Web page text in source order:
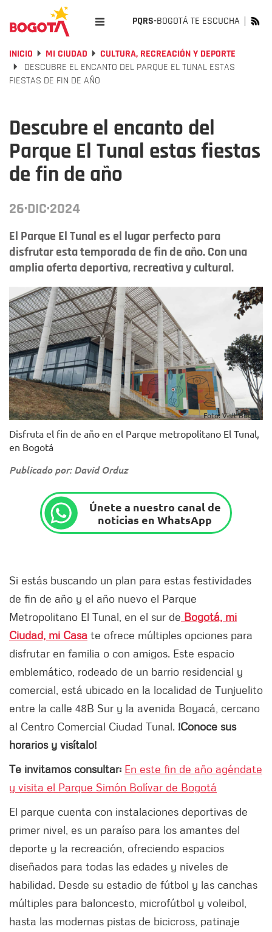
PQRS-BOGOTÁ TE ESCUCHA
INICIO MI CIUDAD
CULTURA, RECREACIÓN Y DEPORTE
DESCUBRE EL ENCANTO DEL PARQUE EL TUNAL ESTAS
FIESTAS DE FIN DE AÑO
Descubre el encanto del
Parque El Tunal estas fiestas
de fin de año
26·DIC·2024
El Parque El Tunal es el lugar perfecto para
disfrutar esta temporada de fin de año. Con una
amplia oferta deportiva, recreativa y cultural.
Foto: Visit Bogotá
Disfruta el fin de año en el Parque metropolitano El Tunal,
en Bogotá
Publicado por: David Orduz
Únete a nuestro canal de
noticias en WhatsApp
Si estás buscando un plan para estas festividades
de fin de año y el año nuevo el Parque
Metropolitano El Tunal, en el sur de Bogotá, mi
Ciudad, mi Casa te ofrece múltiples opciones para
disfrutar en familia o con amigos. Este espacio
emblemático, rodeado de un barrio residencial y
comercial, está ubicado en la localidad de Tunjuelito
entre la calle 48B Sur y la avenida Boyacá, cercano
al Centro Comercial Ciudad Tunal. !Conoce sus
horarios y visítalo!
Te invitamos consultar: En este fin de año agéndate
y visita el Parque Simón Bolívar de Bogotá
El parque cuenta con instalaciones deportivas de
primer nivel, es un paraíso para los amantes del
deporte y la recreación, ofreciendo espacios
diseñados para todas las edades y niveles de
habilidad. Desde su estadio de fútbol y las canchas
múltiples para baloncesto, microfútbol y voleibol,
hasta las modernas pistas de bicicross, patinaje